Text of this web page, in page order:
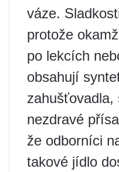
váze.
protože
po lekcích
obsahují
zahušťovadla,
nezdravé
že odborníci
takové jídlo